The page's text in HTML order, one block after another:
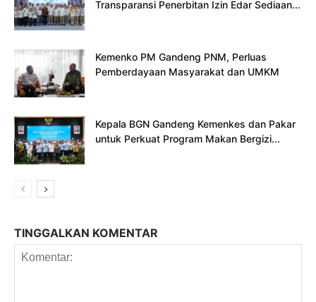
Transparansi Penerbitan Izin Edar Sediaan...
Kemenko PM Gandeng PNM, Perluas
Pemberdayaan Masyarakat dan UMKM
Kepala BGN Gandeng Kemenkes dan Pakar
untuk Perkuat Program Makan Bergizi...
TINGGALKAN KOMENTAR